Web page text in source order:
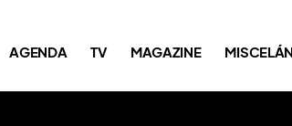
AGENDA TV MAGAZINE